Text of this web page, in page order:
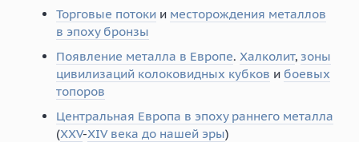
Торговые потоки и месторождения металлов
в эпоху бронзы
Появление металла в Европе. Халколит, зоны
цивилизаций колоковидных кубков и боевых
топоров
Центральная Европа в эпоху раннего металла
(XXV-XIV века до нашей эры)